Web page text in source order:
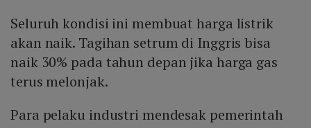
Seluruh kondisi ini membuat harga listrik
akan naik. Tagihan setrum di Inggris bisa
naik 30% pada tahun depan jika harga gas
terus melonjak.
Para pelaku industri mendesak pemerintah